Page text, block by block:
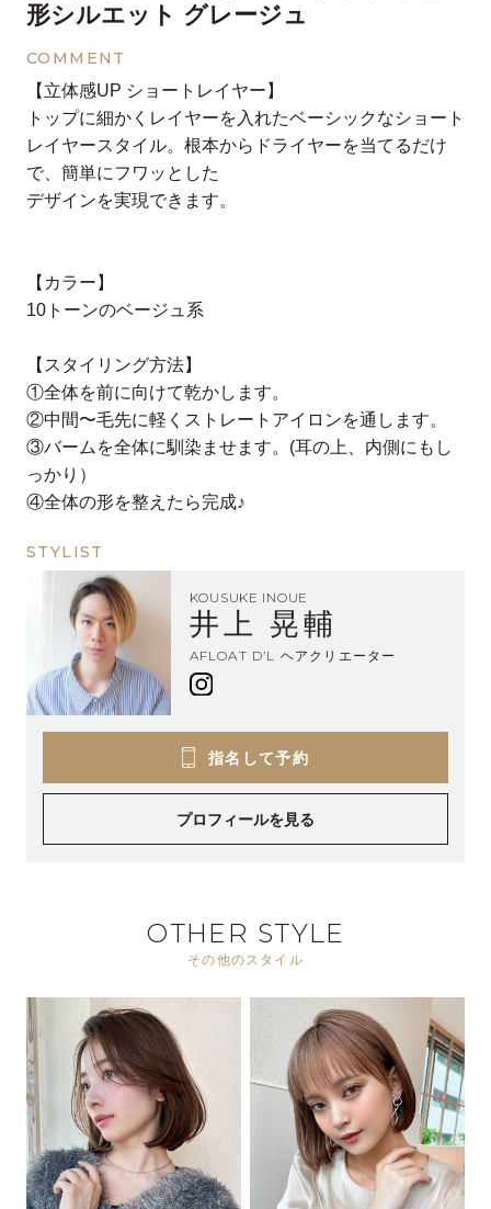
形シルエット グレージュ
COMMENT
【立体感UP ショートレイヤー】
トップに細かくレイヤーを入れたベーシックなショート
レイヤースタイル。根本からドライヤーを当てるだけ
で、簡単にフワッとした
デザインを実現できます。
【カラー】
10トーンのベージュ系
【スタイリング方法】
①全体を前に向けて乾かします。
②中間〜毛先に軽くストレートアイロンを通します。
③バームを全体に馴染ませます。(耳の上、内側にもし
っかり）
④全体の形を整えたら完成♪
STYLIST
KOUSUKE INOUE
井上 晃輔
AFLOAT D’L ヘアクリエーター
指名して予約
プロフィールを見る
OTHER STYLE
その他のスタイル